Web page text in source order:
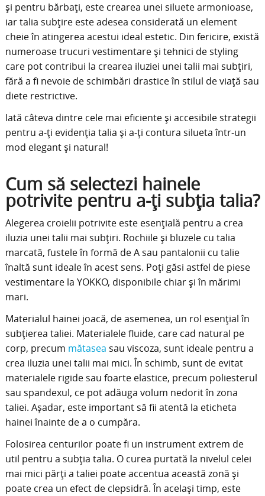
și pentru bărbați, este crearea unei siluete armonioase,
iar talia subțire este adesea considerată un element
cheie în atingerea acestui ideal estetic. Din fericire, există
numeroase trucuri vestimentare și tehnici de styling
care pot contribui la crearea iluziei unei talii mai subțiri,
fără a fi nevoie de schimbări drastice în stilul de viață sau
diete restrictive.
Iată câteva dintre cele mai eficiente și accesibile strategii
pentru a-ți evidenția talia și a-ți contura silueta într-un
mod elegant și natural!
Cum să selectezi hainele
potrivite pentru a-ți subția talia?
Alegerea croielii potrivite este esențială pentru a crea
iluzia unei talii mai subțiri. Rochiile și bluzele cu talia
marcată, fustele în formă de A sau pantalonii cu talie
înaltă sunt ideale în acest sens. Poți găsi astfel de piese
vestimentare la YOKKO, disponibile chiar și în mărimi
mari.
Materialul hainei joacă, de asemenea, un rol esențial în
subțierea taliei. Materialele fluide, care cad natural pe
corp, precum mătasea sau viscoza, sunt ideale pentru a
crea iluzia unei talii mai mici. În schimb, sunt de evitat
materialele rigide sau foarte elastice, precum poliesterul
sau spandexul, ce pot adăuga volum nedorit în zona
taliei. Așadar, este important să fii atentă la eticheta
hainei înainte de a o cumpăra.
Folosirea centurilor poate fi un instrument extrem de
util pentru a subția talia. O curea purtată la nivelul celei
mai mici părți a taliei poate accentua această zonă și
poate crea un efect de clepsidră. În același timp, este